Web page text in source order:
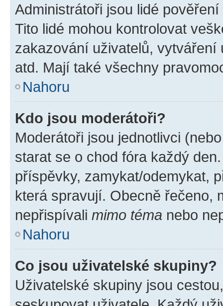
Administrátoři jsou lidé
Tito lidé mohou kontrolovat
zakazování uživatelů,
atd. Mají také všechny
Nahoru
Kdo jsou moderátoři?
Moderátoři jsou jednotlivci
starat se o chod fóra každý
příspěvky, zamykat/odemykat,
která spravují. Obecně řečeno,
nepřispívali mimo téma nebo
Nahoru
Co jsou uživatelské skupiny?
Uživatelské skupiny jsou